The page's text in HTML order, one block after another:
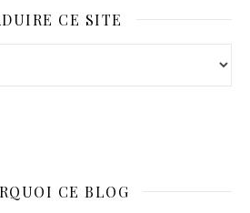
CE SITE
CE BLOG